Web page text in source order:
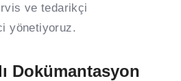
ve tedarikçi
yönetiyoruz.
Dokümantasyon